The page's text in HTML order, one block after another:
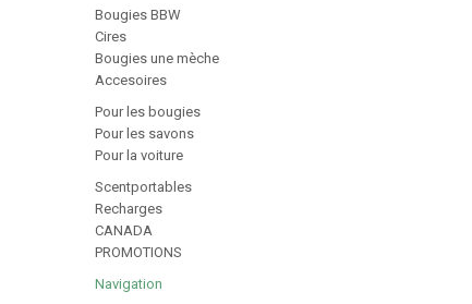
Bougies BBW
Cires
Bougies une mèche
Accesoires
Pour les bougies
Pour les savons
Pour la voiture
Scentportables
Recharges
CANADA
PROMOTIONS
Navigation